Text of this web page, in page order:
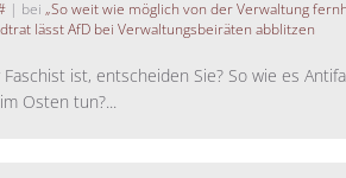
| bei „So weit wie möglich von der Verwaltung
lässt AfD bei Verwaltungsbeiräten abblitzen
ist, entscheiden Sie? So wie es
Osten tun?...